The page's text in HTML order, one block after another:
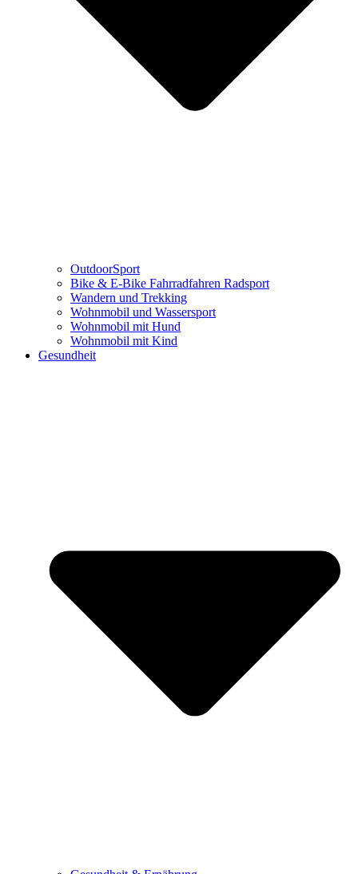
OutdoorSport
Bike & E-Bike Fahrradfahren Radsport
Wandern und Trekking
Wohnmobil und Wassersport
Wohnmobil mit Hund
Wohnmobil mit Kind
Gesundheit